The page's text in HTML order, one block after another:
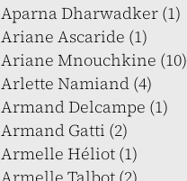
Aparna Dharwadker (1)
Ariane Ascaride (1)
Ariane Mnouchkine (10)
Arlette Namiand (4)
Armand Delcampe (1)
Armand Gatti (2)
Armelle Héliot (1)